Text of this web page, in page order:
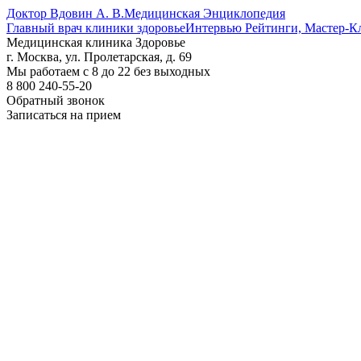
Доктор Вдовин А. В.Медицинская Энциклопедия
Главный врач клиники здоровьеИнтервью Рейтинги, Мастер-
Медицинская клиника Здоровье
г. Москва, ул. Пролетарская, д. 69
Мы работаем с 8 до 22 без выходных
8 800 240-55-20
Обратный звонок
Записаться на прием